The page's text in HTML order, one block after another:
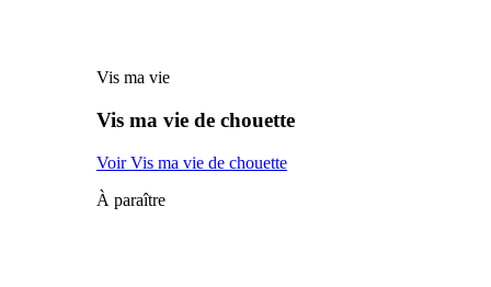
Vis ma vie
Vis ma vie de chouette
Voir Vis ma vie de chouette
À paraître